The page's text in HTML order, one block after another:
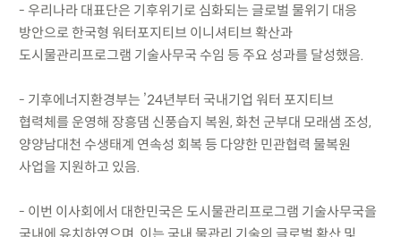
- 우리나라 대표단은 기후위기로 심화되는 글로벌 물위기 대응
방안으로 한국형 워터포지티브 이니셔티브 확산과
도시물관리프로그램 기술사무국 수임 등 주요 성과를 달성했음.
- 기후에너지환경부는 ’24년부터 국내기업 워터 포지티브
협력체를 운영해 장흥댐 신풍습지 복원, 화천 군부대 모래샘 조성,
양양남대천 수생태계 연속성 회복 등 다양한 민관협력 물복원
사업을 지원하고 있음.
- 이번 이사회에서 대한민국은 도시물관리프로그램 기술사무국을
국내에 유치하였으며, 이는 국내 물관리 기술의 글로벌 확산 및